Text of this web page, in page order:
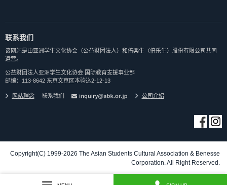
联系我们
该网站是由亚洲学生文化协会（公益财团法人）和倍楽生（倍乐生）股份有限公司共同
运营。
公益财团法人亚洲学生文化协会 国际教育支援事业部
邮编：113-8642 东京文京区本驹込2-12-13
网站理念 联系我们 公司介紹
Copyright(C) 1999-2026 The Asian Students Cultural Association & Benesse
Corporation. All Right Reserved.